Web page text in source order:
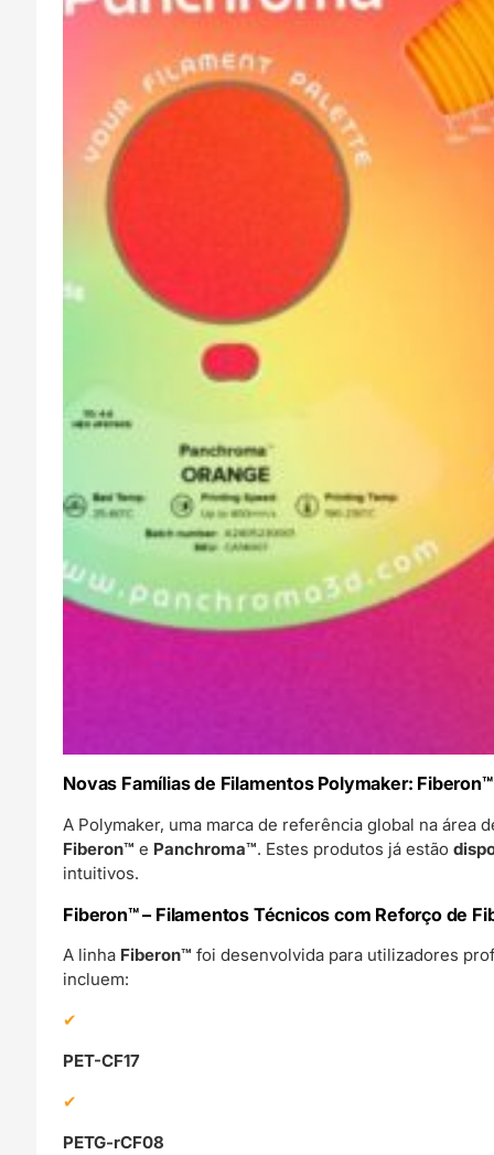
Novas Famílias de Filamentos Polymaker:
A Polymaker, uma marca de referência global na área
Fiberon™ e Panchroma™. Estes produtos já estão
intuitivos.
Fiberon™ – Filamentos Técnicos com Reforço de
A linha Fiberon™ foi desenvolvida para utilizadores
incluem:
PET-CF17
PETG-rCF08